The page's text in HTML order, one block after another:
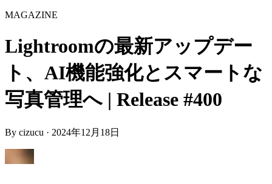
MAGAZINE
Lightroomの最新アップデー
ト、AI機能強化とスマートな
写真管理へ | Release #400
By cizucu · 2024年12月18日